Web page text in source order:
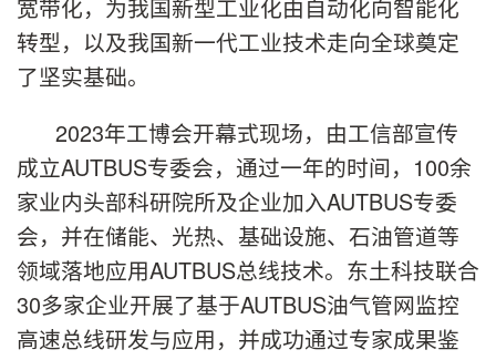
宽带化，为我国新型工业化由自动化向智能化
转型，以及我国新一代工业技术走向全球奠定
了坚实基础。
2023年工博会开幕式现场，由工信部宣传
成立AUTBUS专委会，通过一年的时间，100余
家业内头部科研院所及企业加入AUTBUS专委
会，并在储能、光热、基础设施、石油管道等
领域落地应用AUTBUS总线技术。东土科技联合
30多家企业开展了基于AUTBUS油气管网监控
高速总线研发与应用，并成功通过专家成果鉴